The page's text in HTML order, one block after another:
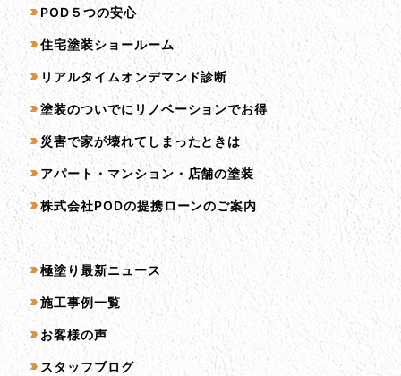
サービス一覧
POD５つの安心
住宅塗装ショールーム
リアルタイムオンデマンド診断
塗装のついでにリノベーションでお得
災害で家が壊れてしまったときは
アパート・マンション・店舗の塗装
株式会社PODの提携ローンのご案内
コンテンツ一覧
極塗り最新ニュース
施工事例一覧
お客様の声
スタッフブログ